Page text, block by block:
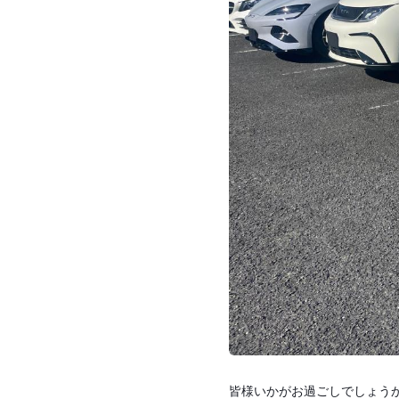
皆様いかがお過ごしでしょう